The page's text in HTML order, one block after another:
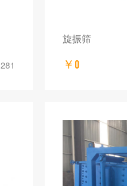
281
旋振筛
￥0